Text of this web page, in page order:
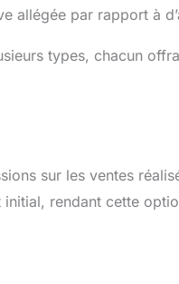
allégée par rapport à
types, chacun
sur les ventes
initial, rendant cette